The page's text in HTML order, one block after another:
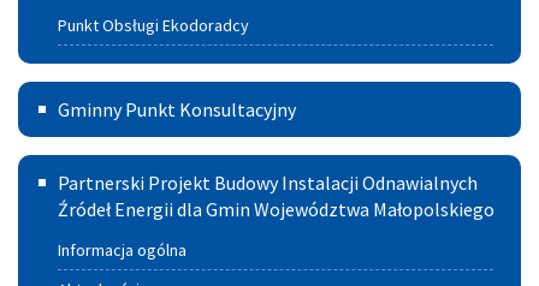
i spalania
paliw
Punkt Obsługi Ekodoradcy
Gminny
Punkt
Konsultacyjny
Szczucinie
Gminny Punkt Konsultacyjny
Partnerski
Projekt
Budowy
Partnerski Projekt Budowy Instalacji Odnawialnych
Źródeł Energii dla Gmin Województwa Małopolskiego
Informacja ogólna